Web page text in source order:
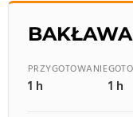
BAKŁAWA
PRZYGOTOWANIE
1 h 1 h